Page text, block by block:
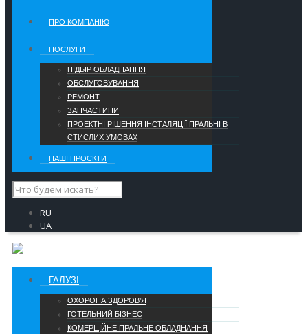
ПРО КОМПАНІЮ
ПОСЛУГИ
ПІДБІР ОБЛАДНАННЯ
ОБСЛУГОВУВАННЯ
РЕМОНТ
ЗАПЧАСТИНИ
ПРОЕКТНІ РІШЕННЯ ІНСТАЛЯЦІЇ ПРАЛЬНІ В
СТИСЛИХ УМОВАХ
НАШІ ПРОЄКТИ
RU
UA
ГАЛУЗІ
ОХОРОНА ЗДОРОВ’Я
ГОТЕЛЬНИЙ БІЗНЕС
КОМЕРЦІЙНЕ ПРАЛЬНЕ ОБЛАДНАННЯ